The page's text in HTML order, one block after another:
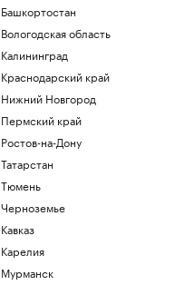
Башкортостан
Вологодская область
Калининград
Краснодарский край
Нижний Новгород
Пермский край
Ростов-на-Дону
Татарстан
Тюмень
Черноземье
Кавказ
Карелия
Мурманск